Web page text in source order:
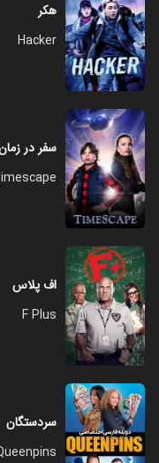
هکر
Hacker
سفر در
اف پلاس
F Plus
سردستگان